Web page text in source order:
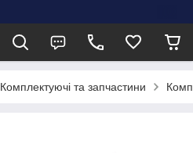
Комплектуючі та запчастини